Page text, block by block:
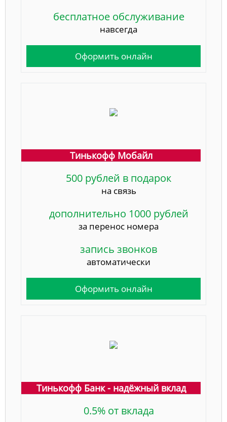
бесплатное обслуживание
навсегда
Оформить онлайн
Тинькофф Мобайл
500 рублей в подарок
на связь
дополнительно 1000 рублей
за перенос номера
запись звонков
автоматически
Оформить онлайн
Тинькофф Банк - надёжный вклад
0.5% от вклада